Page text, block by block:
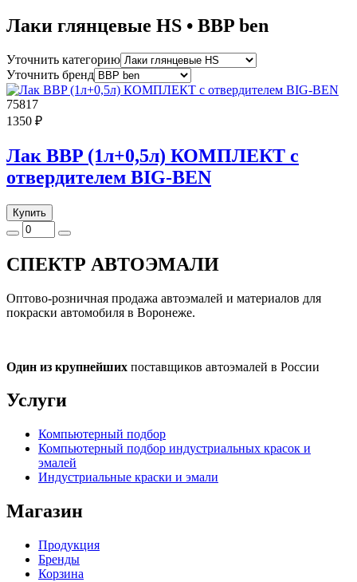
Лаки глянцевые HS • BBP ben
Уточнить категорию
Уточнить бренд
75817
1350 ₽
Лак BBP (1л+0,5л) КОМПЛЕКТ с
отвердителем BIG-BEN
Купить
СПЕКТР АВТОЭМАЛИ
Оптово-розничная продажа автоэмалей и материалов для
покраски автомобиля в Воронеже.
Один из крупнейших поставщиков автоэмалей в России
Услуги
Компьютерный подбор
Компьютерный подбор индустриальных красок и
эмалей
Индустриальные краски и эмали
Магазин
Продукция
Бренды
Корзина